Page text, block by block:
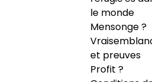
le monde
Mensonge ?
et preuves
Profit ?